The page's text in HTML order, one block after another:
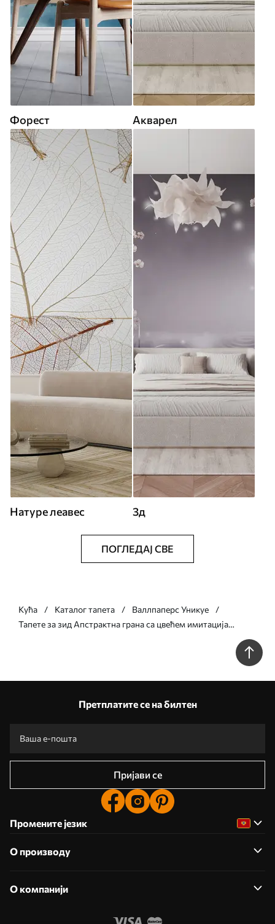
Форест Акварел
Натуре леавес 3д
ПОГЛЕДАЈ СВЕ
Кућа Каталог тапета
Валлпаперс Уникуе
Тапете за зид Апстрактна грана са цвећем имитација
Претплатите се на билтен
Пријави се
Промените језик
О производу
О компанији